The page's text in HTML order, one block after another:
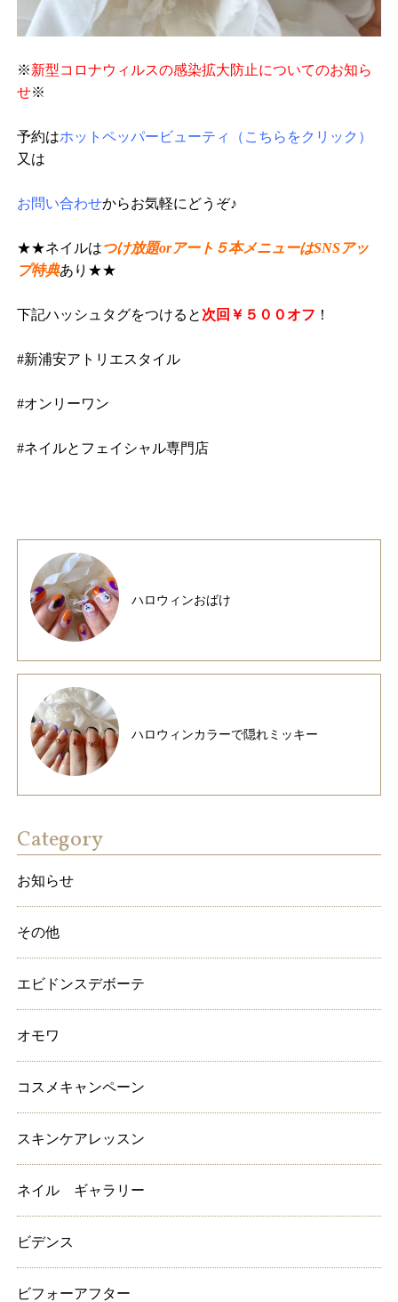
※新型コロナウィルスの感染拡大防止についてのお知ら
せ※
予約はホットペッパービューティ（こちらをクリック）
又は
お問い合わせからお気軽にどうぞ♪
★★ネイルはつけ放題orアート５本メニューはSNSアッ
プ特典あり★★
下記ハッシュタグをつけると 次回￥５００オフ ！
#新浦安アトリエスタイル
#オンリーワン
#ネイルとフェイシャル専門店
ハロウィンおばけ
ハロウィンカラーで隠れミッキー
Category
お知らせ
その他
エビドンスデボーテ
オモワ
コスメキャンペーン
スキンケアレッスン
ネイル ギャラリー
ビデンス
ビフォーアフター